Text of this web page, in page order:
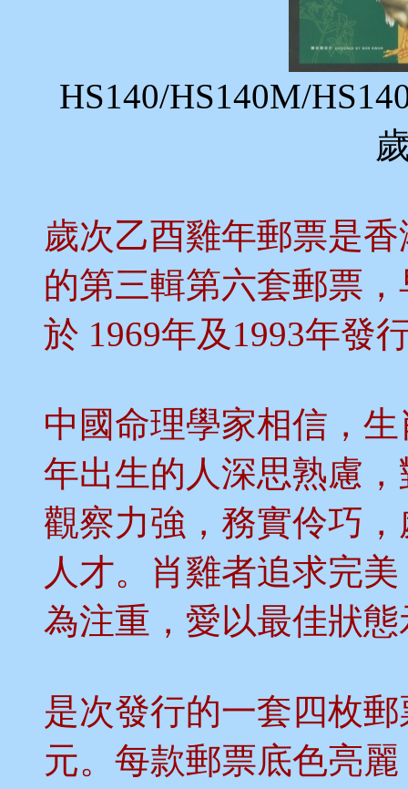
HS140/HS140M/
歲次乙酉雞年郵票是
的第三輯第六套郵票
於 1969年及1993年發
中國命理學家相信，
年出生的人深思熟慮
觀察力強，務實伶巧
人才。肖雞者追求完
為注重，愛以最佳狀
是次發行的一套四枚郵
元。每款郵票底色亮